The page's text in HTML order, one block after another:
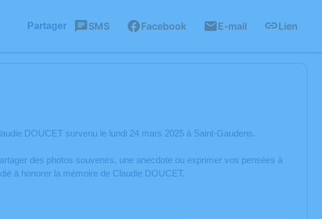
Partager SMS Facebook E-mail Lien
DOUCET survenu le lundi 24 mars 2025 à Saint-Gaudens.
des photos souvenirs, une anecdote ou exprimer vos pensées à
à honorer la mémoire de Claudie DOUCET.